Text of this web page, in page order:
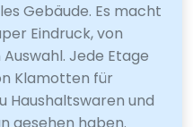
Gebäude. Es macht
Eindruck, von
Jede Etage
Klamotten für
Haushaltswaren und